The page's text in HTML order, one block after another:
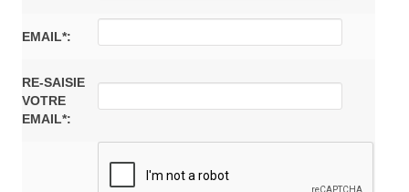
EMAIL*:
RE-SAISIE
VOTRE
EMAIL*: